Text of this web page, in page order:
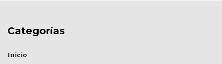
Categorías
Inicio